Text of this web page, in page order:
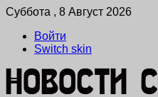
Суббота , 8 Август 2026
Войти
Switch skin